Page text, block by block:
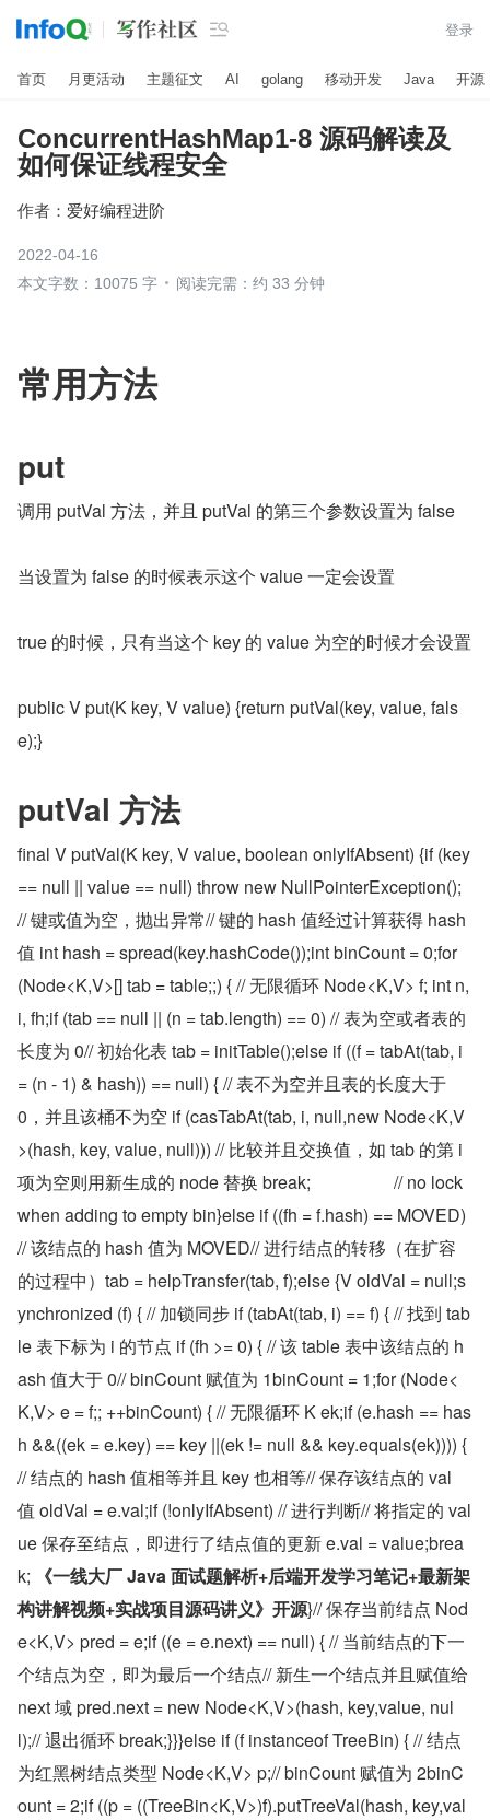
 登录
首页 月更活动 主题征文 AI golang 移动开发 Java 开源
ConcurrentHashMap1-8 源码解读及
如何保证线程安全
作者： 爱好编程进阶
2022-04-16
本文字数：10075 字
阅读完需：约 33 分钟
常用方法
put
调用 putVal 方法，并且 putVal 的第三个参数设置为 false
当设置为 false 的时候表示这个 value 一定会设置
true 的时候，只有当这个 key 的 value 为空的时候才会设置
public V put(K key, V value) {return putVal(key, value, fals
e);}
putVal 方法
final V putVal(K key, V value, boolean onlyIfAbsent) {if (key
== null || value == null) throw new NullPointerException();
// 键或值为空，抛出异常// 键的 hash 值经过计算获得 hash
值 int hash = spread(key.hashCode());int binCount = 0;for
(Node<K,V>[] tab = table;;) { // 无限循环 Node<K,V> f; int n,
i, fh;if (tab == null || (n = tab.length) == 0) // 表为空或者表的
长度为 0// 初始化表 tab = initTable();else if ((f = tabAt(tab, i
= (n - 1) & hash)) == null) { // 表不为空并且表的长度大于
0，并且该桶不为空 if (casTabAt(tab, i, null,new Node<K,V
>(hash, key, value, null))) // 比较并且交换值，如 tab 的第 i
项为空则用新生成的 node 替换 break;                   // no lock
when adding to empty bin}else if ((fh = f.hash) == MOVED)
// 该结点的 hash 值为 MOVED// 进行结点的转移（在扩容
的过程中）tab = helpTransfer(tab, f);else {V oldVal = null;s
ynchronized (f) { // 加锁同步 if (tabAt(tab, i) == f) { // 找到 tab
le 表下标为 i 的节点 if (fh >= 0) { // 该 table 表中该结点的 h
ash 值大于 0// binCount 赋值为 1binCount = 1;for (Node<
K,V> e = f;; ++binCount) { // 无限循环 K ek;if (e.hash == has
h &&((ek = e.key) == key ||(ek != null && key.equals(ek)))) {
// 结点的 hash 值相等并且 key 也相等// 保存该结点的 val
值 oldVal = e.val;if (!onlyIfAbsent) // 进行判断// 将指定的 val
ue 保存至结点，即进行了结点值的更新 e.val = value;brea
k;
《一线大厂 Java 面试题解析+后端开发学习笔记+最新架
构讲解视频+实战项目源码讲义》开源}// 保存当前结点 Nod
e<K,V> pred = e;if ((e = e.next) == null) { // 当前结点的下一
个结点为空，即为最后一个结点// 新生一个结点并且赋值给
next 域 pred.next = new Node<K,V>(hash, key,value, nul
l);// 退出循环 break;}}}else if (f instanceof TreeBin) { // 结点
为红黑树结点类型 Node<K,V> p;// binCount 赋值为 2binC
ount = 2;if ((p = ((TreeBin<K,V>)f).putTreeVal(hash, key,val